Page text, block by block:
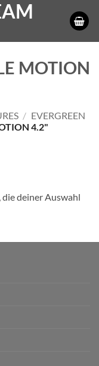
MOTION
/ EVERGREEN
4.2"
deiner Auswahl